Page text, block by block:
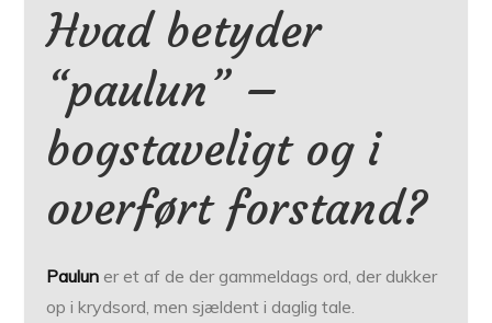
Hvad betyder
“paulun” –
bogstaveligt og i
overført forstand?
Paulun er et af de der gammeldags ord, der dukker
op i krydsord, men sjældent i daglig tale.